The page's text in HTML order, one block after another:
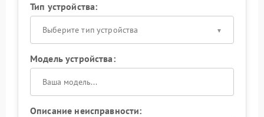
Тип устройства:
Выберите тип устройства
Модель устройства:
Описание неисправности: